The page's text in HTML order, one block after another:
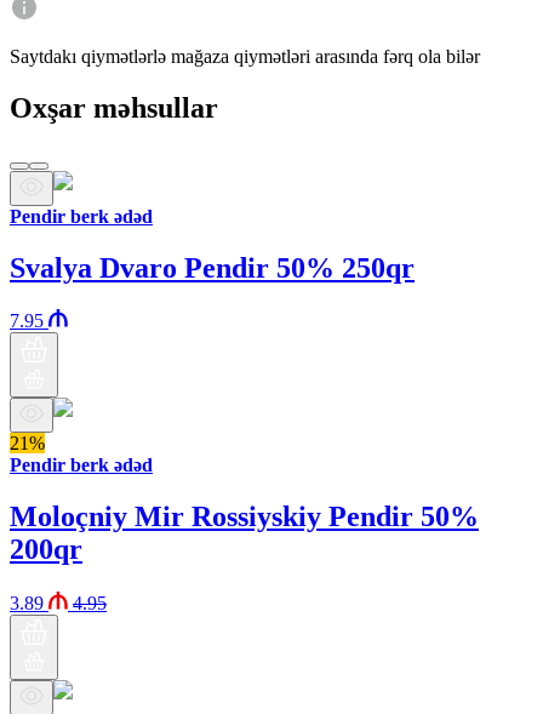
Saytdakı qiymətlərlə mağaza qiymətləri arasında fərq ola bilər
Oxşar məhsullar
Pendir berk ədəd
Svalya Dvaro Pendir 50% 250qr
7.95
21%
Pendir berk ədəd
Moloçniy Mir Rossiyskiy Pendir 50%
200qr
3.89 4.95